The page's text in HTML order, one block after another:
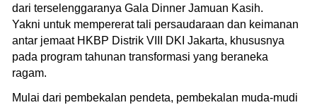
dari terselenggaranya Gala Dinner Jamuan Kasih.
Yakni untuk mempererat tali persaudaraan dan keimanan
antar jemaat HKBP Distrik VIII DKI Jakarta, khususnya
pada program tahunan transformasi yang beraneka
ragam.
Mulai dari pembekalan pendeta, pembekalan muda-mudi